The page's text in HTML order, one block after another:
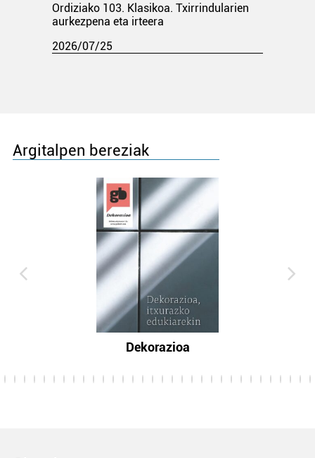
Ordiziako 103. Klasikoa. Txirrindularien
aurkezpena eta irteera
2026/07/25
Argitalpen bereziak
Dekorazioa